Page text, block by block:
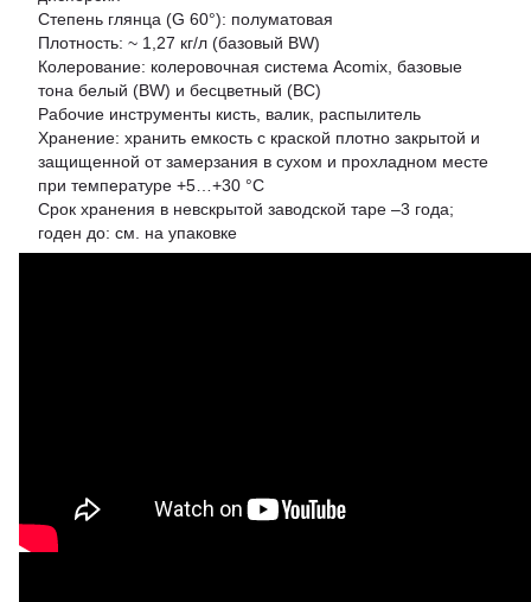
Степень глянца (G 60°): полуматовая
Плотность: ~ 1,27 кг/л (базовый BW)
Колерование: колеровочная система Acomix, базовые
тона белый (BW) и бесцветный (BC)
Рабочие инструменты кисть, валик, распылитель
Хранение: хранить емкость с краской плотно закрытой и
защищенной от замерзания в сухом и прохладном месте
при температуре +5…+30 °C
Срок хранения в невскрытой заводской таре –3 года;
годен до: см. на упаковке